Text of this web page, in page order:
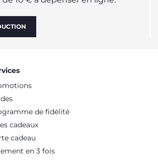
de fidélité
cadeaux
cadeau
en 3 fois